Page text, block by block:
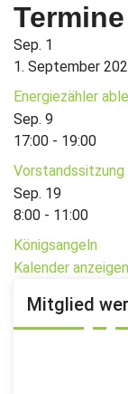
Termine
Sep. 1
1. September
Energiezähler
Sep. 9
17:00 - 19:00
Sep. 19
8:00 - 11:00
Königsangeln
Kalender anzeigen
Mitglied